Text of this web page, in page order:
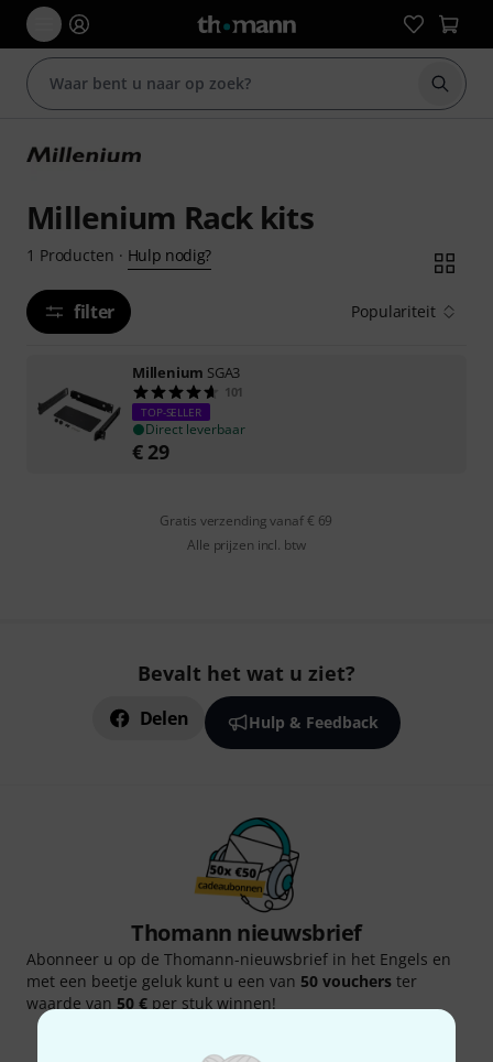
Zoek
Millenium Rack kits
1 Producten · Hulp nodig?
filter Populariteit
Millenium SGA3
101
TOP-SELLER
Direct leverbaar
€ 29
Gratis verzending vanaf € 69
Alle prijzen incl. btw
Bevalt het wat u ziet?
Delen Hulp & Feedback
Thomann nieuwsbrief
Abonneer u op de Thomann-nieuwsbrief in het Engels en
met een beetje geluk kunt u een van 50 vouchers ter
waarde van 50 € per stuk winnen!
Thomann-inzichten